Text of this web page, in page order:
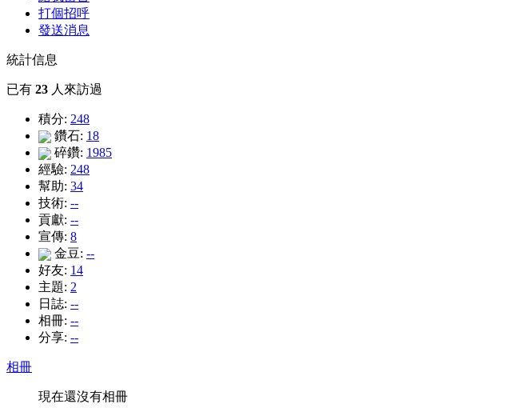
打個招呼
發送消息
統計信息
已有 23 人來訪過
積分: 248
鑽石: 18
碎鑽: 1985
經驗: 248
幫助: 34
技術: --
貢獻: --
宣傳: 8
金豆: --
好友: 14
主題: 2
日誌: --
相冊: --
分享: --
相冊
現在還沒有相冊